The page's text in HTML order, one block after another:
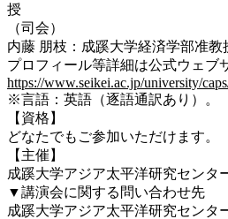
授
（司会）
内藤 朋枝：成蹊大学経済学部准教
プロフィール等詳細は公式ウェブ
https://www.seikei.ac.jp/university/
※言語：英語（逐語通訳あり）。
【資格】
どなたでもご参加いただけます。
【主催】
成蹊大学アジア太平洋研究センタ
▼講演会に関する問い合わせ先
成蹊大学アジア太平洋研究センタ